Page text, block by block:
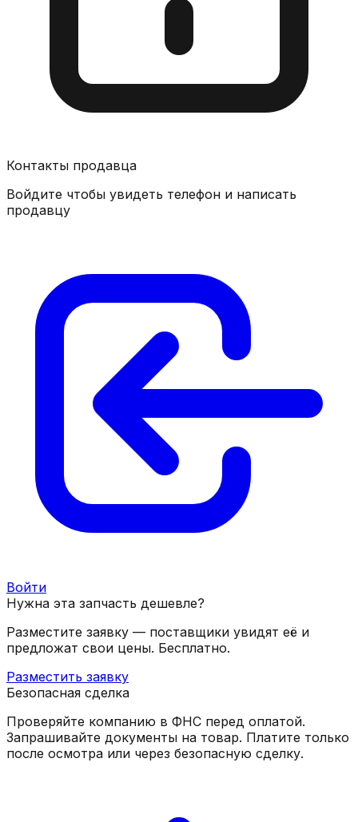
Контакты продавца
Войдите чтобы увидеть телефон и написать
продавцу
Войти
Нужна эта запчасть дешевле?
Разместите заявку — поставщики увидят её и
предложат свои цены. Бесплатно.
Разместить заявку
Безопасная сделка
Проверяйте компанию в ФНС перед оплатой.
Запрашивайте документы на товар. Платите только
после осмотра или через безопасную сделку.